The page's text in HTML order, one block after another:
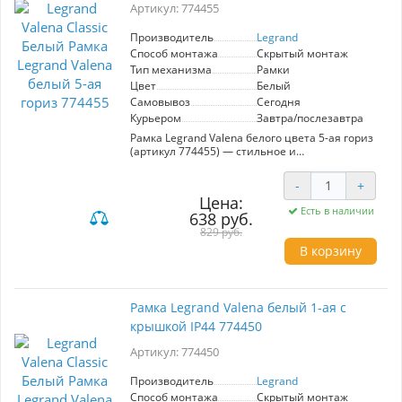
выключателей, обеспечивая
вид вашего пространства. Выберите рамку
Legrand Etika, чтобы добавить утонченность и
практичность в ваш интерьер.
Артикул: 774455
Производитель
Legrand
Способ монтажа
Скрытый монтаж
Тип механизма
Рамки
Цвет
Белый
Самовывоз
Сегодня
Курьером
Завтра/послезавтра
Рамка Legrand Valena белого цвета 5-ая гориз
(артикул 774455) — стильное и
проводки в вашем интерьере. Изготавливаясь
из высококачественных материалов, эта рамка
отличается долговечностью и устойчивостью
к механическим повреждениям. Имея
элегантный белый цвет, она легко
вписывается в любой дизайн, придавая
пространству современный вид. Механизм
монтажа, что упрощает установку и
оптимизирует использование пространства.
Legrand, известный производитель
электрической продукции, гарантирует
Выбирая рамку Valena, вы получаете не только
привлекательное решение для вашего дома
или офиса.
Цена:
638 руб.
829 руб.
- +
Есть в наличии
В корзину
Рамка Legrand Valena белый 1-ая с
крышкой IP44 774450
Артикул: 774450
Производитель
Legrand
Способ монтажа
Скрытый монтаж